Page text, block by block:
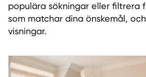
populära sökningar eller filtrera
som matchar dina önskemål,
visningar.